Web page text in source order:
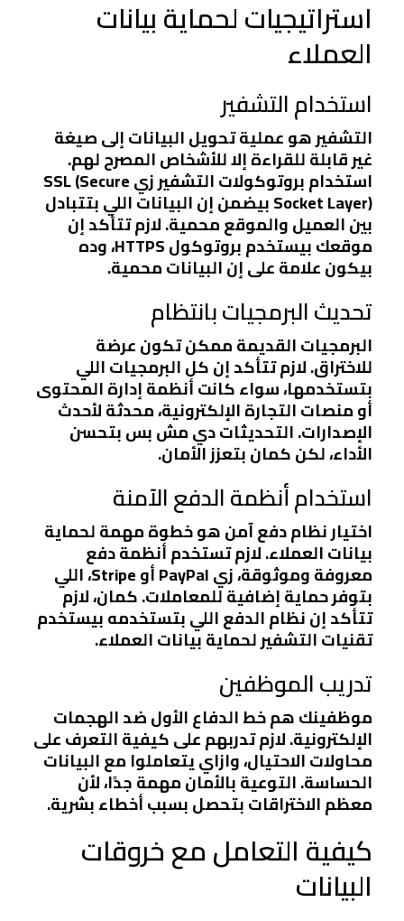
استراتيجيات لحماية بيانات
العملاء
استخدام التشفير
التشفير هو عملية تحويل البيانات إلى صيغة
غير قابلة للقراءة إلا للأشخاص المصرح لهم.
استخدام بروتوكولات التشفير زي SSL (Secure
Socket Layer) بيضمن إن البيانات اللي بتتبادل
بين العميل والموقع محمية. لازم تتأكد إن
موقعك بيستخدم بروتوكول HTTPS، وده
بيكون علامة على إن البيانات محمية.
تحديث البرمجيات بانتظام
البرمجيات القديمة ممكن تكون عرضة
للاختراق. لازم تتأكد إن كل البرمجيات اللي
بتستخدمها، سواء كانت أنظمة إدارة المحتوى
أو منصات التجارة الإلكترونية، محدثة لأحدث
الإصدارات. التحديثات دي مش بس بتحسن
الأداء، لكن كمان بتعزز الأمان.
استخدام أنظمة الدفع الآمنة
اختيار نظام دفع آمن هو خطوة مهمة لحماية
بيانات العملاء. لازم تستخدم أنظمة دفع
معروفة وموثوقة، زي PayPal أو Stripe، اللي
بتوفر حماية إضافية للمعاملات. كمان، لازم
تتأكد إن نظام الدفع اللي بتستخدمه بيستخدم
تقنيات التشفير لحماية بيانات العملاء.
تدريب الموظفين
موظفينك هم خط الدفاع الأول ضد الهجمات
الإلكترونية. لازم تدربهم على كيفية التعرف على
محاولات الاحتيال، وازاي يتعاملوا مع البيانات
الحساسة. التوعية بالأمان مهمة جدًا، لأن
معظم الاختراقات بتحصل بسبب أخطاء بشرية.
كيفية التعامل مع خروقات
البيانات